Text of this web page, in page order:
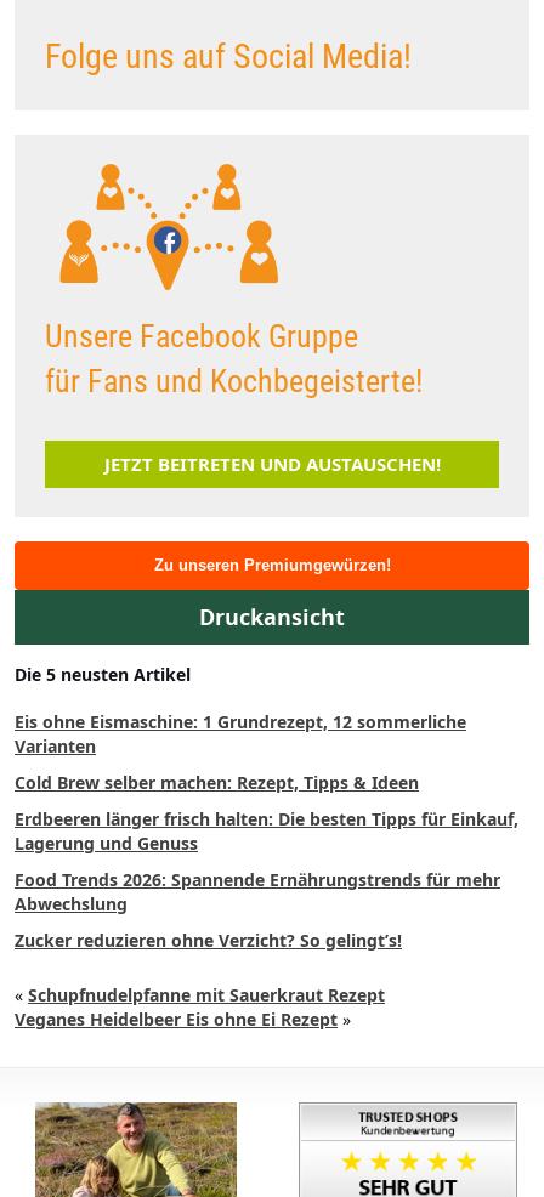
Folge uns auf Social Media!
Unsere Facebook Gruppe
für Fans und Kochbegeisterte!
JETZT BEITRETEN UND AUSTAUSCHEN!
Zu unseren Premiumgewürzen!
Druckansicht
Die 5 neusten Artikel
Eis ohne Eismaschine: 1 Grundrezept, 12 sommerliche
Varianten
Cold Brew selber machen: Rezept, Tipps & Ideen
Erdbeeren länger frisch halten: Die besten Tipps für Einkauf,
Lagerung und Genuss
Food Trends 2026: Spannende Ernährungstrends für mehr
Abwechslung
Zucker reduzieren ohne Verzicht? So gelingt’s!
« Schupfnudelpfanne mit Sauerkraut Rezept
Veganes Heidelbeer Eis ohne Ei Rezept »